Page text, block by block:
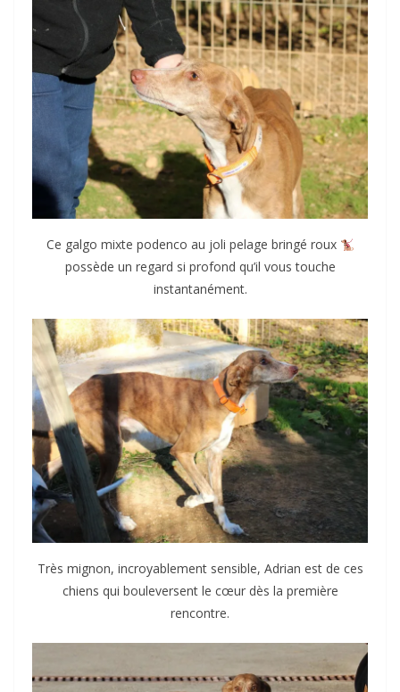
Ce galgo mixte podenco au joli pelage bringé roux
possède un regard si profond qu’il vous touche
instantanément.
Très mignon, incroyablement sensible, Adrian est de ces
chiens qui bouleversent le cœur dès la première
rencontre.